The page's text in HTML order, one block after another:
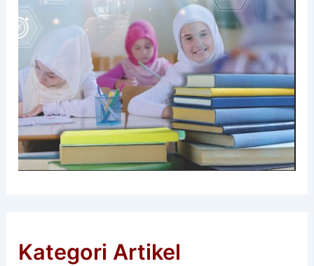
Kategori Artikel